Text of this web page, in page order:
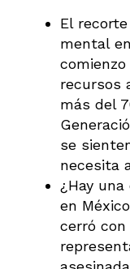
El
mental
recursos
más del
se
necesita
¿Hay
en
cerró con